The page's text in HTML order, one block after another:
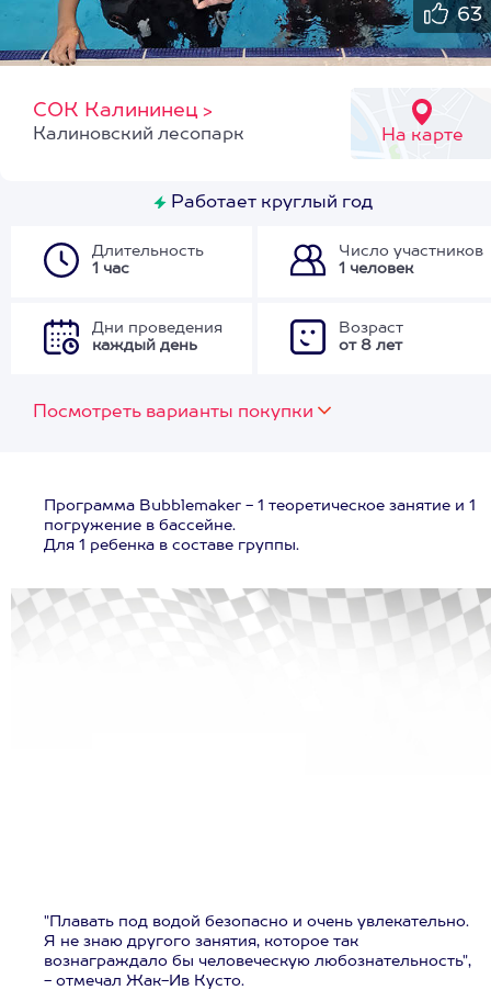
63
СОК Калининец >
На карте
Калиновский лесопарк
Работает круглый год
Длительность
1 час
Число участников
1 человек
Дни проведения
каждый день
Возраст
от 8 лет
Посмотреть варианты покупки
Программа Bubblemaker - 1 теоретическое занятие и 1
погружение в бассейне.
Для 1 ребенка в составе группы.
"Плавать под водой безопасно и очень увлекательно.
Я не знаю другого занятия, которое так
вознаграждало бы человеческую любознательность",
- отмечал Жак-Ив Кусто.